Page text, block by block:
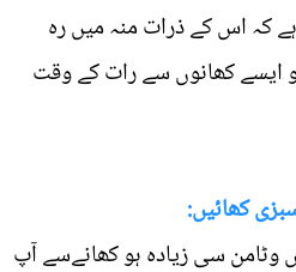
کہ اس کے ذرات منہ میں رہ
ایسے کھانوں سے رات کے وقت
وٹامن سی زیادہ ہو کھانےسے آپ